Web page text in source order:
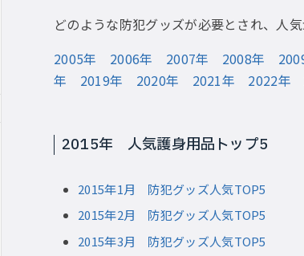
どのような防犯グッズが必要とされ、人
2005年
2006年 2007年 2008年
年
2019年 2020年 2021年 2022年
2015年 人気護身用品トップ5
2015年1月 防犯グッズ人気TOP5
2015年2月 防犯グッズ人気TOP5
2015年3月 防犯グッズ人気TOP5